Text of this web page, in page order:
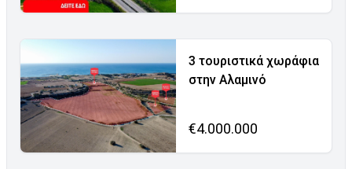
3 τουριστικά χωράφια
στην Αλαμινό
€4.000.000